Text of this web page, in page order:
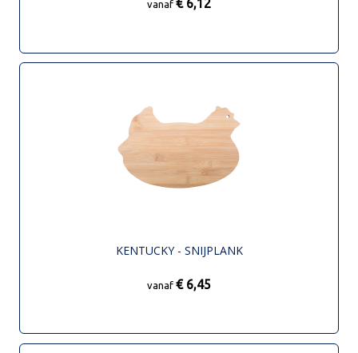
vanaf € 6,12
KENTUCKY - SNIJPLANK
vanaf € 6,45